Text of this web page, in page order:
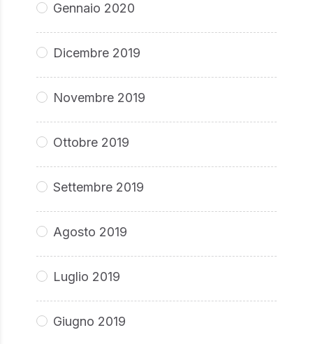
Gennaio 2020
Dicembre 2019
Novembre 2019
Ottobre 2019
Settembre 2019
Agosto 2019
Luglio 2019
Giugno 2019